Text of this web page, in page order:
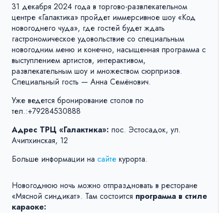
31 декабря 2024 года в торгово-развлекательном
центре «Галактика» пройдет иммерсивное шоу «Код
новогоднего чуда», где гостей будет ждать
гастрономическое удовольствие со специальным
новогодним меню и конечно, насыщенная программа с
выступлением артистов, интерактивом,
развлекательным шоу и множеством сюрпризов.
Специальный гость — Анна Семёнович.
Уже ведется бронирование столов по
тел.:+79284530888
Адрес ТРЦ «Галактика»: пос. Эстосадок, ул.
Ачипхинская, 12
Больше информации на сайте курорта.
Новогоднюю ночь можно отпраздновать в ресторане
«Мясной синдикат». Там состоится программа в стиле
караоке: